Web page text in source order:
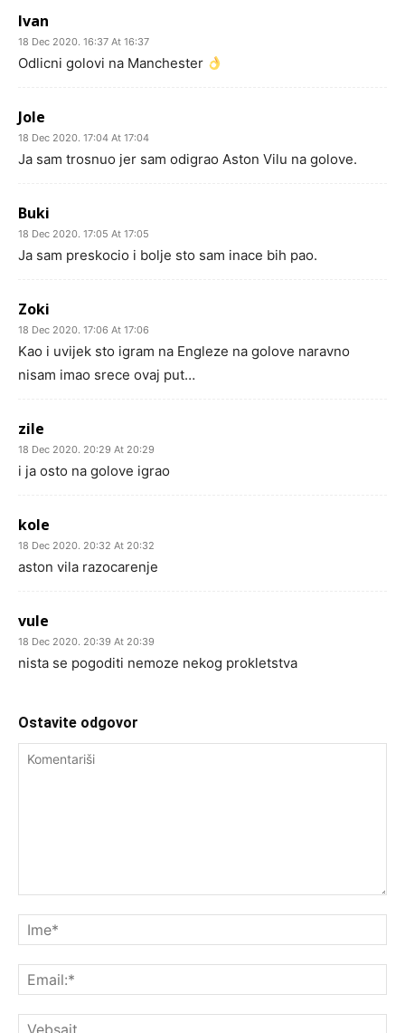
Ivan
18 Dec 2020. 16:37 At 16:37
Odlicni golovi na Manchester
Jole
18 Dec 2020. 17:04 At 17:04
Ja sam trosnuo jer sam odigrao Aston Vilu na golove.
Buki
18 Dec 2020. 17:05 At 17:05
Ja sam preskocio i bolje sto sam inace bih pao.
Zoki
18 Dec 2020. 17:06 At 17:06
Kao i uvijek sto igram na Engleze na golove naravno
nisam imao srece ovaj put…
zile
18 Dec 2020. 20:29 At 20:29
i ja osto na golove igrao
kole
18 Dec 2020. 20:32 At 20:32
aston vila razocarenje
vule
18 Dec 2020. 20:39 At 20:39
nista se pogoditi nemoze nekog prokletstva
Ostavite odgovor